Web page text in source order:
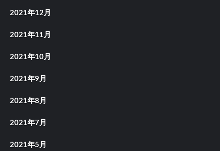
2021年12月
2021年11月
2021年10月
2021年9月
2021年8月
2021年7月
2021年5月